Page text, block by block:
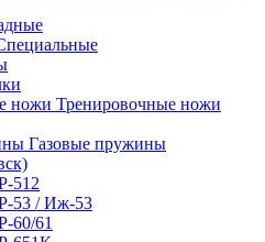
Тренировочные ножи
Газовые пружины
512
53 / Иж-53
60/61